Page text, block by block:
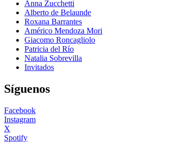
Anna Zucchetti
Alberto de Belaunde
Roxana Barrantes
Américo Mendoza Mori
Giacomo Roncagliolo
Patricia del Río
Natalia Sobrevilla
Invitados
Síguenos
Facebook
Instagram
X
Spotify